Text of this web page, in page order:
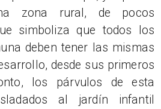
zona rural, de pocos
simboliza que todos los
deben tener las mismas
desde sus primeros
los párvulos de esta
al jardín infantil